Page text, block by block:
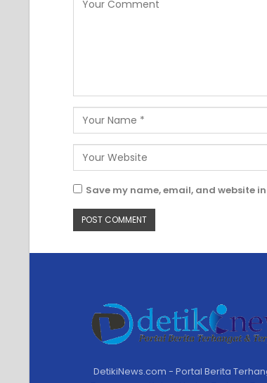
Save my name, email, and website
DetikiNews.com - Portal Berita